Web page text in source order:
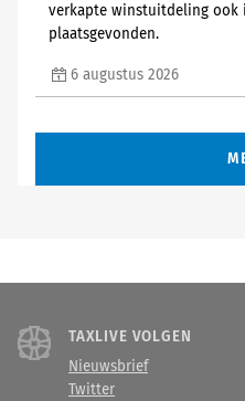
verkapte winstuitdeling ook
plaatsgevonden.
6 augustus 2026
TAXLIVE VOLGEN
Nieuwsbrief
Twitter